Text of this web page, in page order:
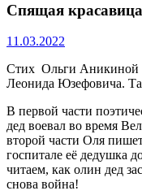
Спящая
11.03.2022
Стих Ольги Аникиной
Леонида Юзефовича.
В первой части
дед воевал во время
второй части Оля
госпитале её дедушка
читаем, как олин дед
снова война!